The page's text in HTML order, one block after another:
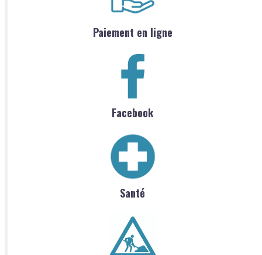
Paiement en ligne
Facebook
Santé